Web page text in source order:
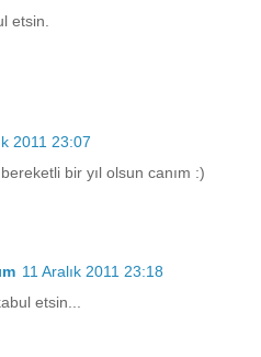
etsin.
2011 23:07
bir yıl olsun canım :)
11 Aralık 2011 23:18
etsin...